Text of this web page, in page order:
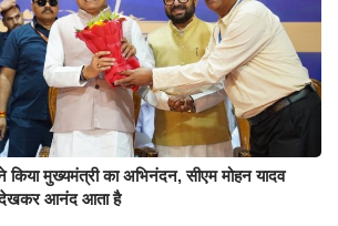
ने किया मुख्यमंत्री का अभिनंदन, सीएम मोहन यादव
आनंद आता है